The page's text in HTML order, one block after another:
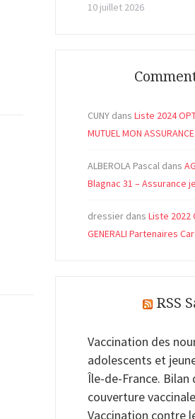
10 juillet 2026
CUNY dans Liste 2024
MUTUEL MON
ALBEROLA Pascal dans
Blagnac 31 – Assurance
dressier dans Liste 2022
GENERALI Partenaires
RSS
Vaccination des
adolescents et
Île-de-France. Bilan
couverture
Vaccination contre